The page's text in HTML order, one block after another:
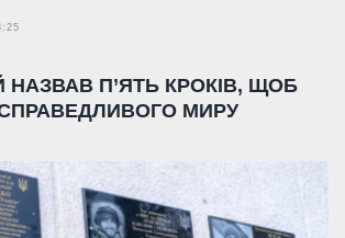
НАЗВАВ П’ЯТЬ КРОКІВ, ЩОБ
МИРУ